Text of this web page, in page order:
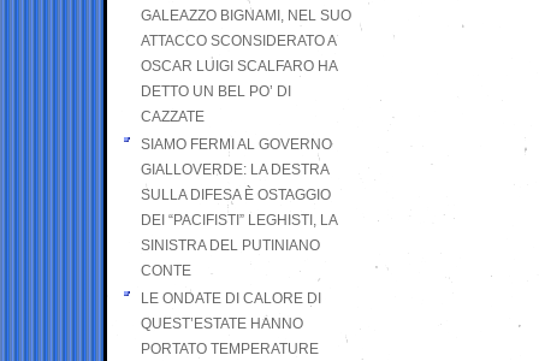
GALEAZZO BIGNAMI, NEL SUO
ATTACCO SCONSIDERATO A
OSCAR LUIGI SCALFARO HA
DETTO UN BEL PO’ DI
CAZZATE
SIAMO FERMI AL GOVERNO
GIALLOVERDE: LA DESTRA
SULLA DIFESA È OSTAGGIO
DEI “PACIFISTI” LEGHISTI, LA
SINISTRA DEL PUTINIANO
CONTE
LE ONDATE DI CALORE DI
QUEST’ESTATE HANNO
PORTATO TEMPERATURE